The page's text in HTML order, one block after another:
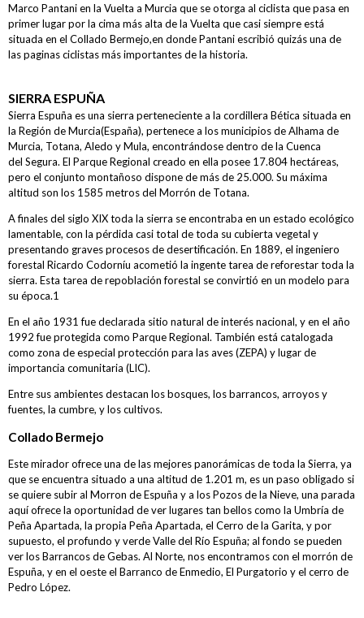
Multimedia
Resumen Vuelta Murcia Féminas 2018
Patrocinadores
Prensa
Noticias
Acreditaciones
Solicitar Acreditación
Guia Circulación en Carrera
Turismo
Marco Pantani en la Vuelta a Murcia que se otorga al ciclista que pasa en
primer lugar por la cima más alta de la Vuelta que casi siempre está
situada en el Collado Bermejo,en donde Pantani escribió quizás una de
las paginas ciclistas más importantes de la historia.
SIERRA ESPUÑA
Sierra Espuña es una sierra perteneciente a la cordillera Bética situada en
la Región de Murcia(España), pertenece a los municipios de Alhama de
Murcia, Totana, Aledo y Mula, encontrándose dentro de la Cuenca
del Segura. El Parque Regional creado en ella posee 17.804 hectáreas,
pero el conjunto montañoso dispone de más de 25.000. Su máxima
altitud son los 1585 metros del Morrón de Totana.
A finales del siglo XIX toda la sierra se encontraba en un estado ecológico
lamentable, con la pérdida casi total de toda su cubierta vegetal y
presentando graves procesos de desertificación. En 1889, el ingeniero
forestal Ricardo Codorníu acometió la ingente tarea de reforestar toda la
sierra. Esta tarea de repoblación forestal se convirtió en un modelo para
su época.1​
En el año 1931 fue declarada sitio natural de interés nacional, y en el año
1992 fue protegida como Parque Regional. También está catalogada
como zona de especial protección para las aves (ZEPA) y lugar de
importancia comunitaria (LIC).
Entre sus ambientes destacan los bosques, los barrancos, arroyos y
fuentes, la cumbre, y los cultivos.
Collado Bermejo
Este mirador ofrece una de las mejores panorámicas de toda la Sierra, ya
que se encuentra situado a una altitud de 1.201 m, es un paso obligado si
se quiere subir al Morron de Espuña y a los Pozos de la Nieve, una parada
aquí ofrece la oportunidad de ver lugares tan bellos como la Umbría de
Peña Apartada, la propia Peña Apartada, el Cerro de la Garita, y por
supuesto, el profundo y verde Valle del Río Espuña; al fondo se pueden
ver los Barrancos de Gebas. Al Norte, nos encontramos con el morrón de
Espuña, y en el oeste el Barranco de Enmedio, El Purgatorio y el cerro de
Pedro López.